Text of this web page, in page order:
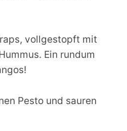
vollgestopft mit
Ein rundum
Pesto und sauren